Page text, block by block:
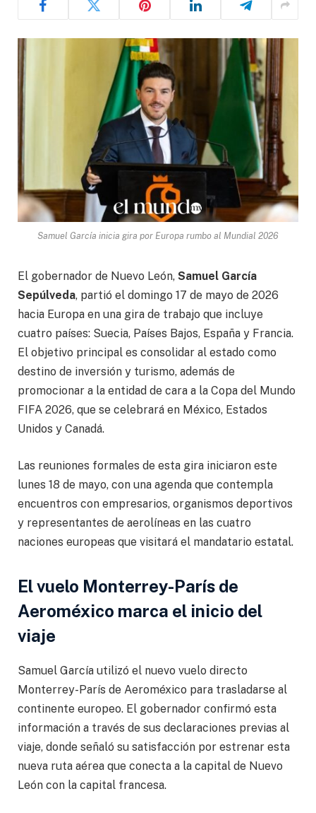
Samuel García inicia gira por Europa rumbo al Mundial 2026
El gobernador de Nuevo León, Samuel García
Sepúlveda, partió el domingo 17 de mayo de 2026
hacia Europa en una gira de trabajo que incluye
cuatro países: Suecia, Países Bajos, España y Francia.
El objetivo principal es consolidar al estado como
destino de inversión y turismo, además de
promocionar a la entidad de cara a la Copa del Mundo
FIFA 2026, que se celebrará en México, Estados
Unidos y Canadá.
Las reuniones formales de esta gira iniciaron este
lunes 18 de mayo, con una agenda que contempla
encuentros con empresarios, organismos deportivos
y representantes de aerolíneas en las cuatro
naciones europeas que visitará el mandatario estatal.
El vuelo Monterrey-París de
Aeroméxico marca el inicio del
viaje
Samuel García utilizó el nuevo vuelo directo
Monterrey-París de Aeroméxico para trasladarse al
continente europeo. El gobernador confirmó esta
información a través de sus declaraciones previas al
viaje, donde señaló su satisfacción por estrenar esta
nueva ruta aérea que conecta a la capital de Nuevo
León con la capital francesa.